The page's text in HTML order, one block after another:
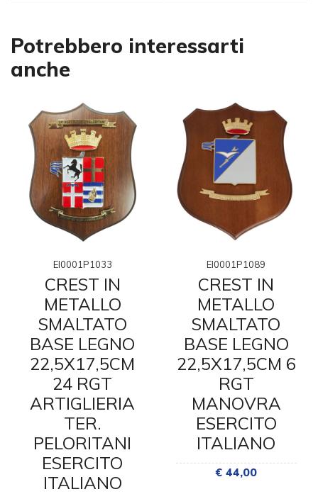
Potrebbero interessarti
anche
EI0001P1033
CREST IN
METALLO
SMALTATO
BASE LEGNO
22,5X17,5CM
24 RGT
ARTIGLIERIA
TER.
PELORITANI
ESERCITO
ITALIANO
EI0001P1089
CREST IN
METALLO
SMALTATO
BASE LEGNO
22,5X17,5CM 6
RGT
MANOVRA
ESERCITO
ITALIANO
€ 44,00